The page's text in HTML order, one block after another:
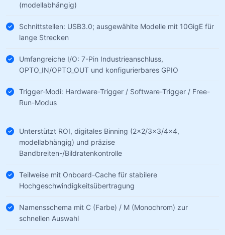
(modellabhängig)
Schnittstellen: USB3.0; ausgewählte Modelle mit 10GigE für
lange Strecken
Umfangreiche I/O: 7-Pin Industrieanschluss,
OPTO_IN/OPTO_OUT und konfigurierbares GPIO
Trigger-Modi: Hardware-Trigger / Software-Trigger / Free-
Run-Modus
Unterstützt ROI, digitales Binning (2×2/3×3/4×4,
modellabhängig) und präzise
Bandbreiten-/Bildratenkontrolle
Teilweise mit Onboard-Cache für stabilere
Hochgeschwindigkeitsübertragung
Namensschema mit C (Farbe) / M (Monochrom) zur
schnellen Auswahl